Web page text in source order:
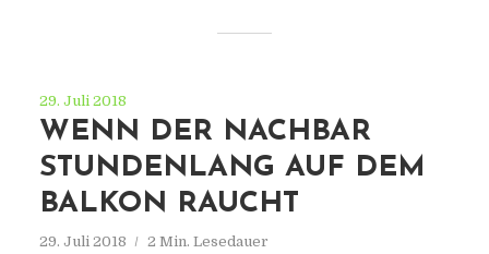
29. Juli 2018
WENN DER NACHBAR
STUNDENLANG AUF DEM
BALKON RAUCHT
29. Juli 2018 2 Min. Lesedauer